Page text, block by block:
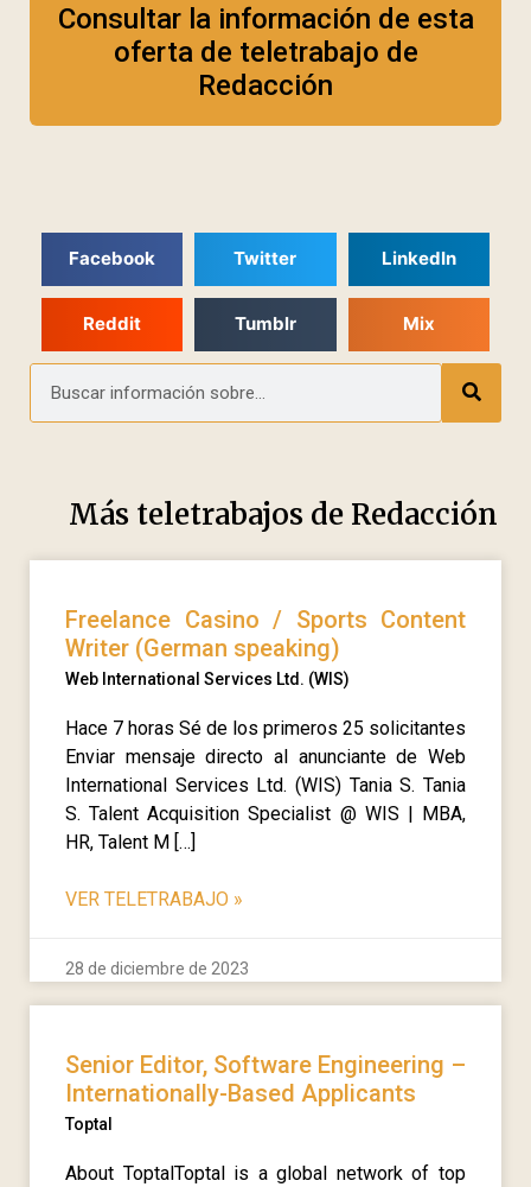
Consultar la información de esta
oferta de teletrabajo de
Redacción
Facebook Twitter LinkedIn
Reddit Tumblr Mix
Más teletrabajos de Redacción
Freelance Casino / Sports Content
Writer (German speaking)
Web International Services Ltd. (WIS)
Hace 7 horas Sé de los primeros 25 solicitantes
Enviar mensaje directo al anunciante de Web
International Services Ltd. (WIS) Tania S. Tania
S. Talent Acquisition Specialist @ WIS | MBA,
HR, Talent M […]
VER TELETRABAJO »
28 de diciembre de 2023
Senior Editor, Software Engineering –
Internationally-Based Applicants
Toptal
About ToptalToptal is a global network of top